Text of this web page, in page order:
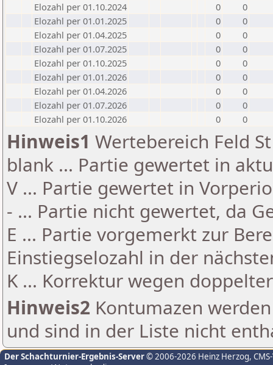
Elozahl per 01.10.2024
0
0
Elozahl per 01.01.2025
0
0
Elozahl per 01.04.2025
0
0
Elozahl per 01.07.2025
0
0
Elozahl per 01.10.2025
0
0
Elozahl per 01.01.2026
0
0
Elozahl per 01.04.2026
0
0
Elozahl per 01.07.2026
0
0
Elozahl per 01.10.2026
0 0
Hinweis1 Wertebereich Feld
blank ... Partie gewertet in
V ... Partie gewertet in
- ... Partie nicht gewertet, da
E ... Partie vorgemerkt zur
Einstiegselozahl in der
K ... Korrektur wegen
Hinweis2 Kontumazen
und sind in der Liste nicht
Der Schachturnier-Ergebnis-Server© 2006-2026 Heinz Herzog,